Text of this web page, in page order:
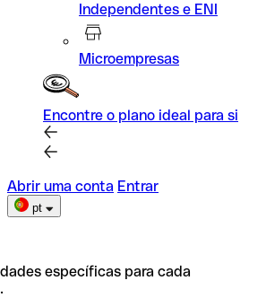
Independentes e ENI
Microempresas
Encontre o plano ideal para si
Abrir uma conta Entrar
pt
específicas para cada